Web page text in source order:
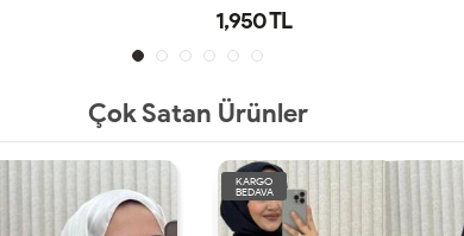
1,950 TL
Çok Satan Ürünler
KARGO
BEDAVA